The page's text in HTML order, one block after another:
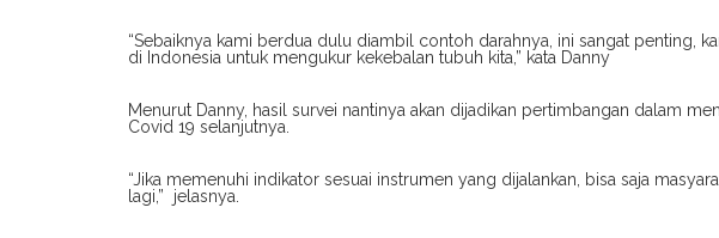
“Sebaiknya kami berdua dulu diambil contoh darahnya, ini sangat penting,
di Indonesia untuk mengukur kekebalan tubuh kita,” kata Danny
Menurut Danny, hasil survei nantinya akan dijadikan pertimbangan dalam
Covid 19 selanjutnya.
“Jika memenuhi indikator sesuai instrumen yang dijalankan, bisa saja
lagi,” jelasnya.